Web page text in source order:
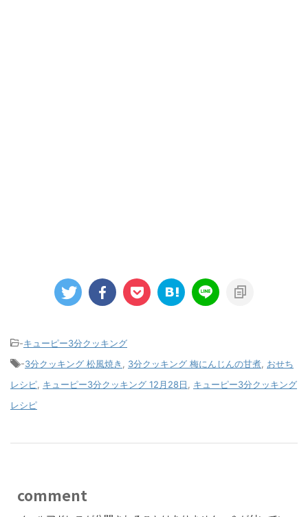
-キューピー3分クッキング
-3分クッキング 松風焼き 3分クッキング 梅にんじんの甘煮 おせち
レシピ キューピー3分クッキング 12月28日
キューピー3分クッキング
レシピ
comment